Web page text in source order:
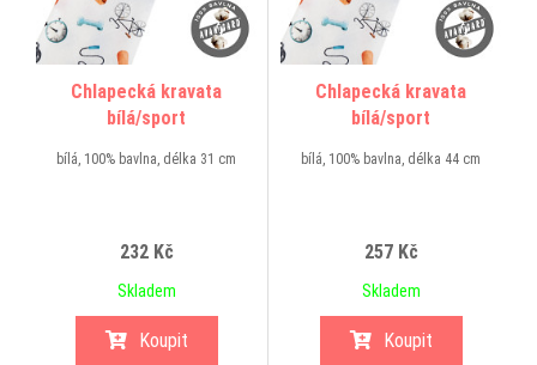
Chlapecká kravata
bílá/sport
bílá, 100% bavlna, délka 31 cm
232 Kč
Skladem
Koupit
Chlapecká kravata
bílá/sport
bílá, 100% bavlna, délka 44 cm
257 Kč
Skladem
Koupit